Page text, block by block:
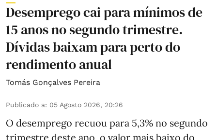
Desemprego cai para mínimos de
15 anos no segundo trimestre.
Dívidas baixam para perto do
rendimento anual
Tomás Gonçalves Pereira
Publicado a: 05 Agosto 2026, 20:26
O desemprego recuou para 5,3% no segundo
trimestre deste ano, o valor mais baixo do